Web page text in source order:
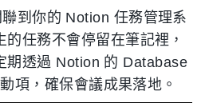
到你的 Notion 任務管理系
任務不會停留在筆記裡，
期透過 Notion 的 Database
項，確保會議成果落地。